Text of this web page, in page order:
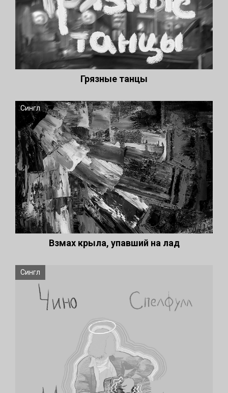
Грязные танцы
Сингл
Взмах крыла, упавший на лад
Сингл